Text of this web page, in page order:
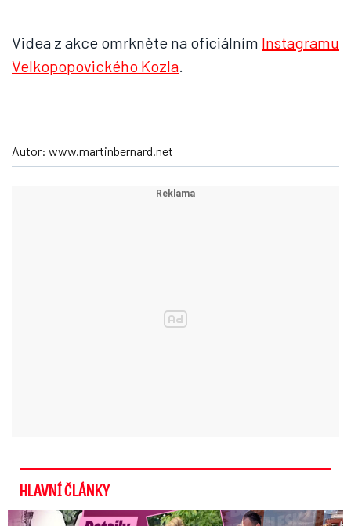
Videa z akce omrkněte na oficiálním Instagramu
Velkopopovického Kozla.
Autor: www.martinbernard.net
HLAVNÍ ČLÁNKY